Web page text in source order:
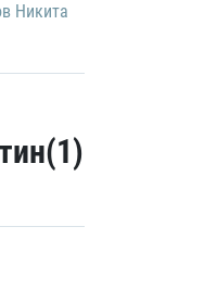
Никита